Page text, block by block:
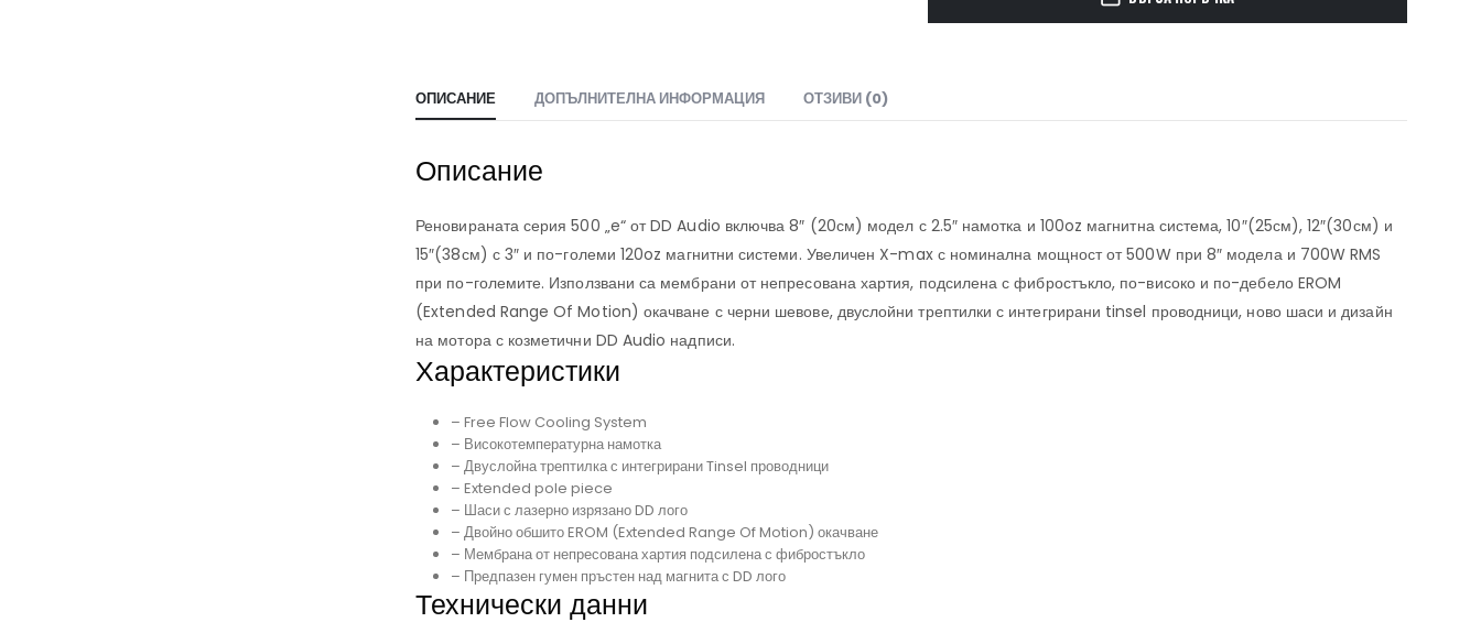
ОПИСАНИЕ ДОПЪЛНИТЕЛНА ИНФОРМАЦИЯ ОТЗИВИ (0)
Описание
Реновираната серия 500 „e“ от DD Audio включва 8″ (20см) модел с 2.5″ намотка и 100oz магнитна система, 10″(25см), 12″(30см) и
15″(38см) с 3″ и по-големи 120oz магнитни системи. Увеличен X-max с номинална мощност от 500W при 8″ модела и 700W RMS
при по-големите. Използвани са мембрани от непресована хартия, подсилена с фибростъкло, по-високо и по-дебело EROM
(Extended Range Of Motion) окачване с черни шевове, двуслойни трептилки с интегрирани tinsel проводници, ново шаси и дизайн
на мотора с козметични DD Audio надписи.
Характеристики
– Free Flow Cooling System
– Високотемпературна намотка
– Двуслойна трептилка с интегрирани Tinsel проводници
– Extended pole piece
– Шаси с лазерно изрязано DD лого
– Двойно обшито EROM (Extended Range Of Motion) окачване
– Мембрана от непресована хартия подсилена с фибростъкло
– Предпазен гумен пръстен над магнита с DD лого
Технически данни